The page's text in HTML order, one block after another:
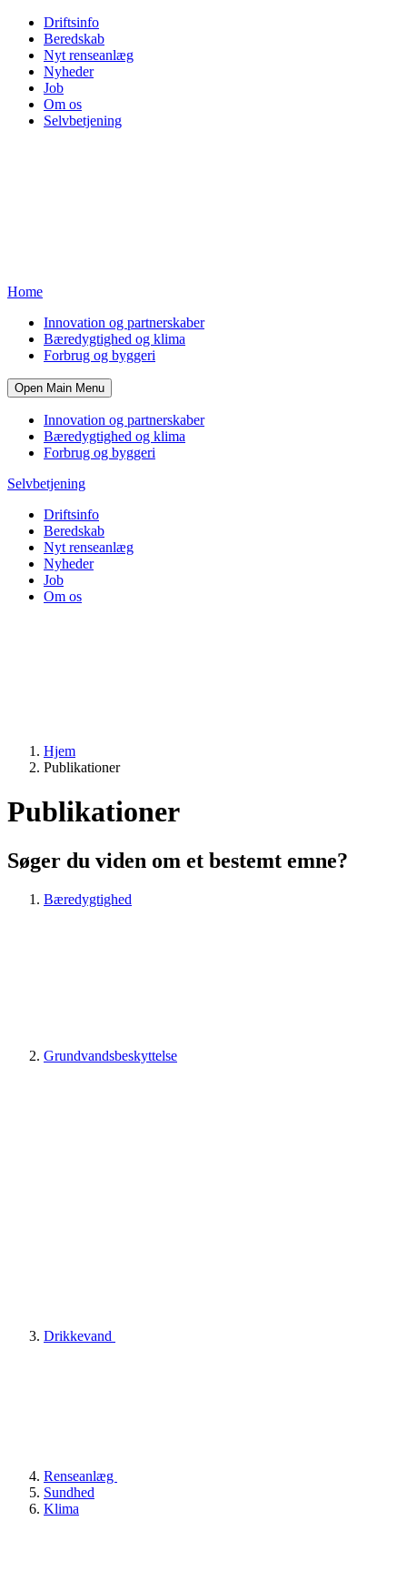
Driftsinfo
Beredskab
Nyt renseanlæg
Nyheder
Job
Om os
Selvbetjening
Home
Innovation og partnerskaber
Bæredygtighed og klima
Forbrug og byggeri
Open Main Menu
Innovation og partnerskaber
Bæredygtighed og klima
Forbrug og byggeri
Selvbetjening
Driftsinfo
Beredskab
Nyt renseanlæg
Nyheder
Job
Om os
Hjem
Publikationer
Publikationer
Søger du viden om et bestemt emne?
Bæredygtighed
Grundvandsbeskyttelse
Drikkevand
Renseanlæg
Sundhed
Klima